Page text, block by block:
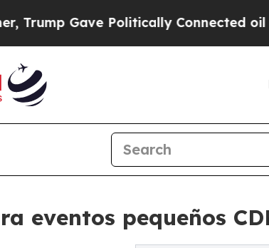
Gave Politically Connected oil
eventos pequeños